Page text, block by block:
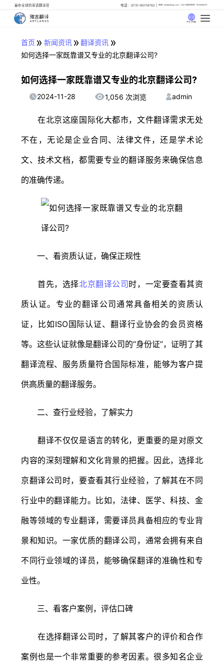
遍布全球的母语翻译官 电话：0731-85114762 邮箱: info@artlangs.com 24小时翻译管家: 18142666316
中文 (中国)
首页 » 新闻资讯» 翻译资讯 »
如何选择一家既靠谱又专业的北京翻译公司?
如何选择一家既靠谱又专业的北京翻译公司?
2024-11-28 1,056 次浏览 admin
在北京这座国际化大都市，文件翻译需求无处
不在，无论是企业合同、法律文件，还是学术论
文、技术文档，都需要专业的翻译服务来确保信息
的准确传递。
一、看资质认证，确保正规性
首先，选择北京翻译公司时，一定要查看其资
质认证。专业的翻译公司通常具备相关的资质认
证，比如ISO国际认证、翻译行业协会的会员资格
等。这些认证就像是翻译公司的“身份证”，证明了其
翻译流程、服务质量符合国际标准，能够为客户提
供高质量的翻译服务。
二、查行业经验，了解实力
翻译不仅仅是语言的转化，更重要的是对原文
内容的深刻理解和文化背景的把握。因此，选择北
京翻译公司时，要查看其行业经验，了解其在不同
行业中的翻译能力。比如，法律、医学、科技、金
融等领域的专业翻译，需要译员具备相应的专业背
景和知识。一家优质的翻译公司，通常会拥有来自
不同行业领域的译员，能够确保翻译的准确性和专
业性。
三、看客户案例，评估口碑
在选择翻译公司时，了解其客户的评价和合作
案例也是一个非常重要的参考因素。很多知名企业